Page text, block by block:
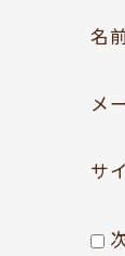
名
メ
サ